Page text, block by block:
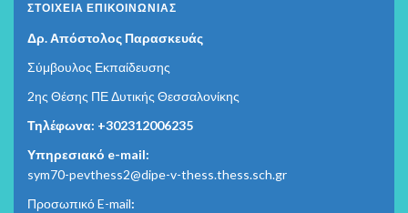
ΣΤΟΙΧΕΊΑ ΕΠΙΚΟΙΝΩΝΊΑΣ
Δρ. Απόστολος Παρασκευάς
Σύμβουλος Εκπαίδευσης
2ης Θέσης ΠΕ Δυτικής Θεσσαλονίκης
Τηλέφωνα: +302312006235
Υπηρεσιακό e-mail:
sym70-pevthess2@dipe-v-thess.thess.sch.gr
Προσωπικό E-mail: